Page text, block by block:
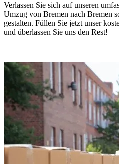
Verlassen Sie sich auf unseren
Umzug von Bremen nach Bremen
gestalten. Füllen Sie jetzt unser
und überlassen Sie uns den Rest!